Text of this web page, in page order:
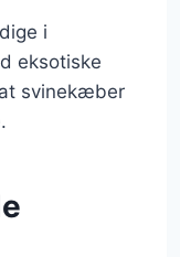
i
eksotiske
svinekæber